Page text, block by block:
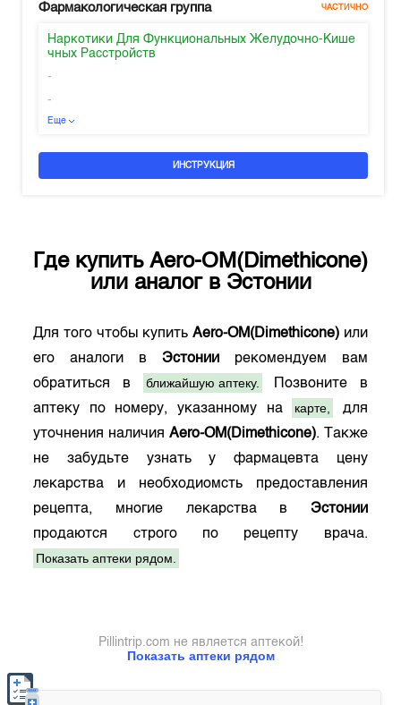
Фармакологическая группа ЧАСТИЧНО
Наркотики Для Функциональных Желудочно-Кише
чных Расстройств
-
-
Еще
ИНСТРУКЦИЯ
Где купить Aero-OM(Dimethicone)
или аналог в Эстонии
Для того чтобы купить Aero-OM(Dimethicone)или
его аналоги в Эстониирекомендуем вам
обратиться в
ближайшую аптеку.
Позвоните в
аптеку по номеру, указанному на
карте,
для
уточнения наличия Aero-OM(Dimethicone). Также
не забудьте узнать у фармацевта цену
лекарства и необходиомсть предоставления
рецепта, многие лекарства в Эстонии
продаются строго по рецепту врача.
Показать аптеки рядом.
Показать аптеки рядом
Pillintrip.com не является аптекой!